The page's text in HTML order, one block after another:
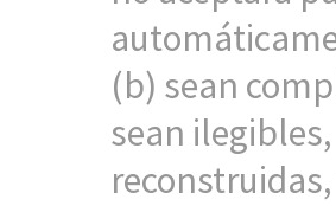
(b) sean
sean